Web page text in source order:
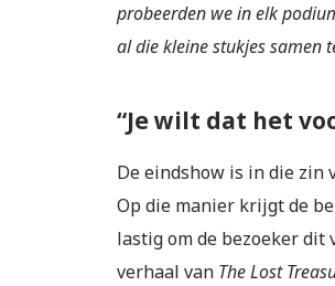
probeerden we in elk
al die kleine stukjes samen
“Je wilt dat het
De eindshow is in die zin
Op die manier krijgt de
lastig om de bezoeker dit
verhaal van The Lost